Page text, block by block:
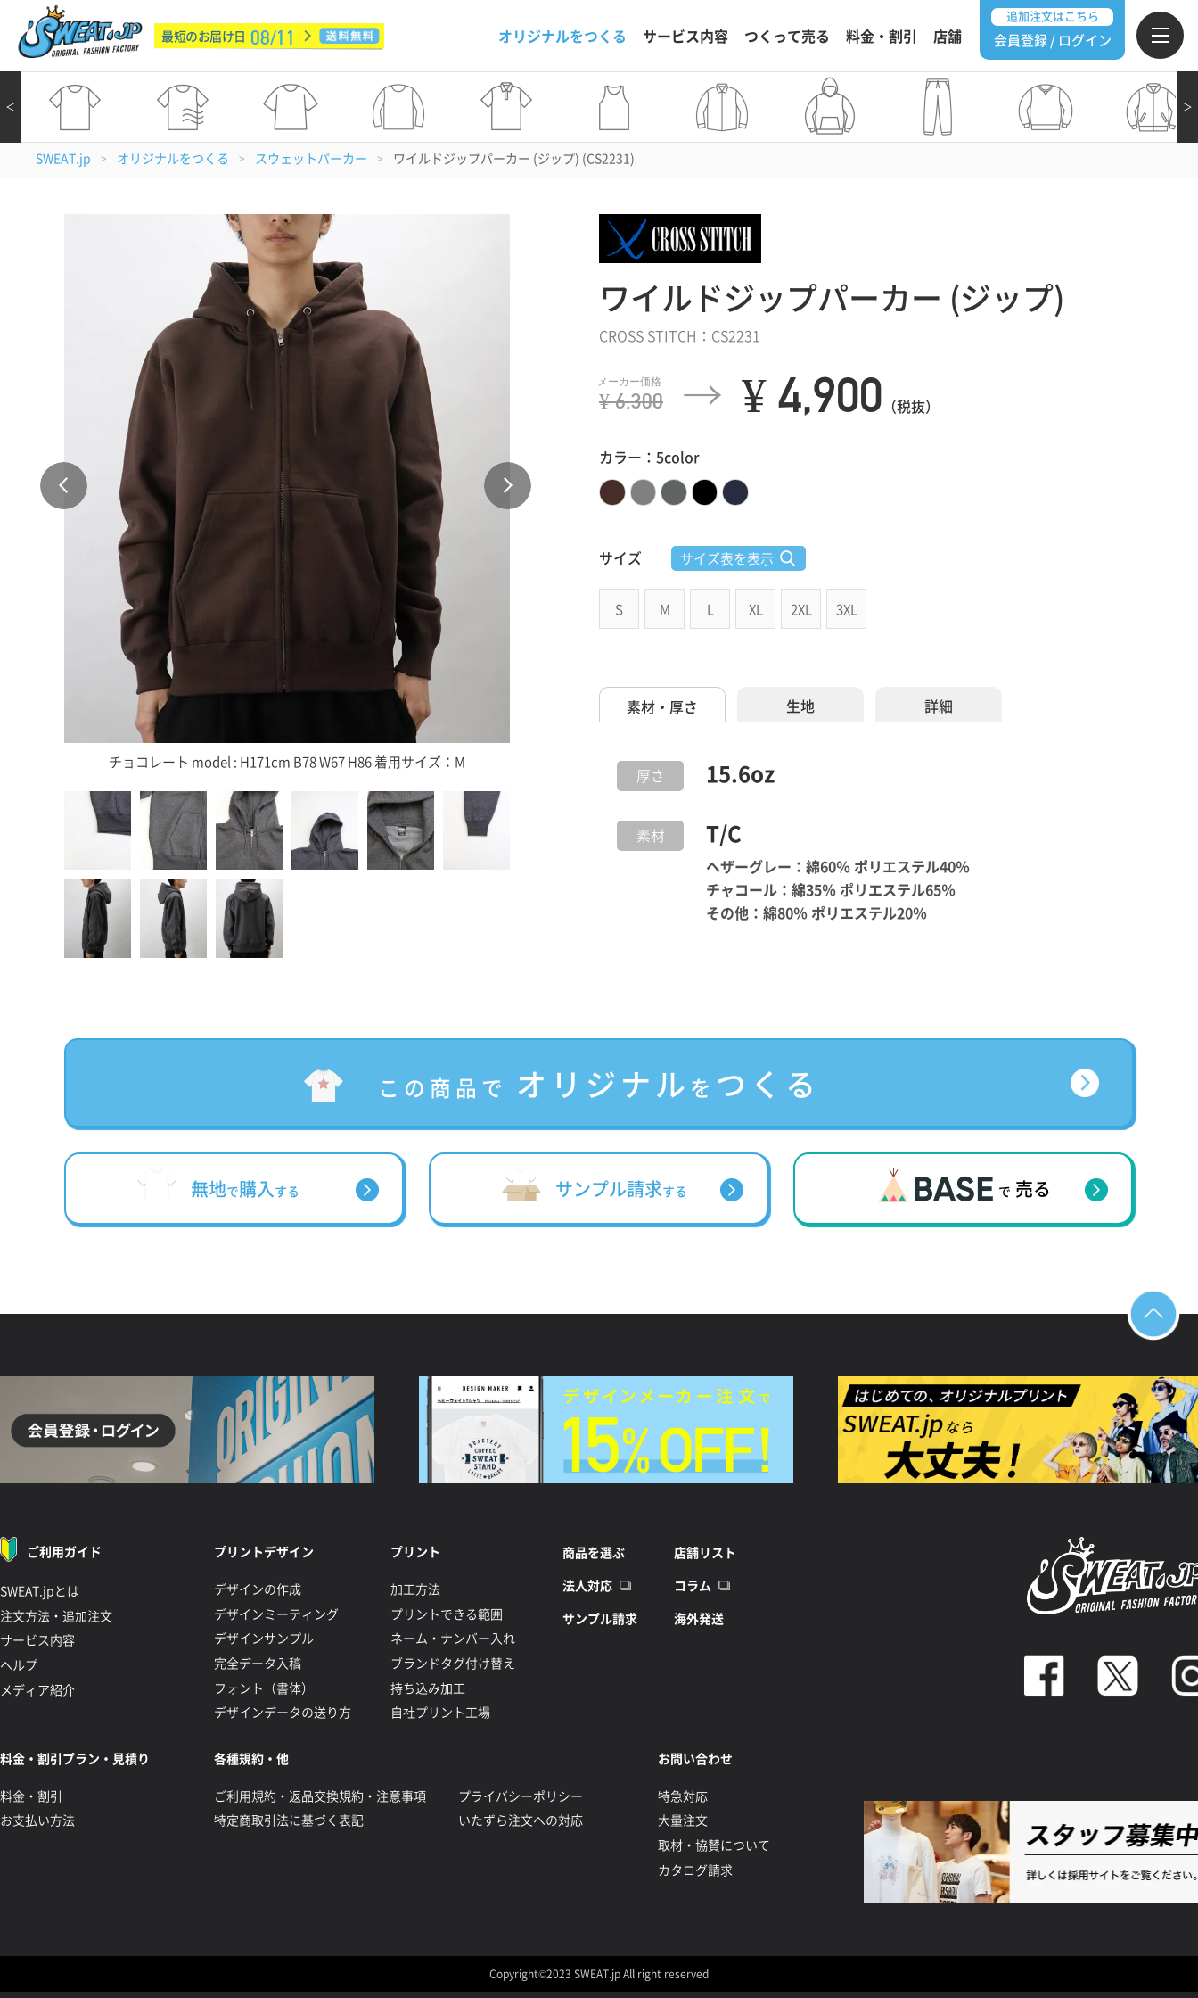
最短のお届け日 08/11 オリジナルをつくる サービス内容 つくって売る 料金・割引 店舗
追加注文はこちら
会員登録 / ログイン
＞
＜
SWEAT.jp > オリジナルをつくる > スウェットパーカー > ワイルドジップパーカー (ジップ) (CS2231)
チョコレート model : H171cm B78 W67 H86 着用サイズ：M
ワイルドジップパーカー (ジップ)
CROSS STITCH：CS2231
¥ 6,300 ¥ 4,900 （税抜）
カラー：5color
サイズ サイズ表を表示
S M L XL 2XL 3XL
素材・厚さ 生地 詳細
厚さ 15.6oz
素材 T/C
ヘザーグレー：綿60％ ポリエステル40％
チャコール：綿35％ ポリエステル65％
その他：綿80％ ポリエステル20％
この商品で オリジナル を つくる
無地で購入 する サンプル請求する で 売る
ご利用ガイド
SWEAT.jpとは
注文方法・追加注文
サービス内容
ヘルプ
メディア紹介
プリントデザイン
デザインの作成
デザインミーティング
デザインサンプル
完全データ入稿
フォント（書体）
デザインデータの送り方
プリント
加工方法
プリントできる範囲
ネーム・ナンバー入れ
ブランドタグ付け替え
持ち込み加工
自社プリント工場
商品を選ぶ
法人対応
サンプル請求
店舗リスト
コラム
海外発送
料金・割引プラン・見積り
料金・割引
お支払い方法
各種規約・他
ご利用規約・返品交換規約・注意事項
特定商取引法に基づく表記
プライバシーポリシー
いたずら注文への対応
お問い合わせ
特急対応
大量注文
取材・協賛について
カタログ請求
Copyright©2023 SWEAT.jp All right reserved